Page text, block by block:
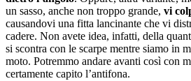
un sasso, anche non troppo grande, vi
causandovi una fitta lancinante che vi
cadere. Non avete idea, infatti, della
si scontra con le scarpe mentre siamo in
moto. Potremmo andare avanti così con
certamente capito l’antifona.